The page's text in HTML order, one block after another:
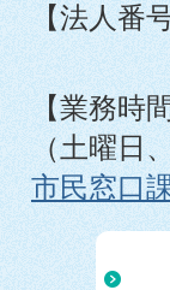
【法人番
【業務時
（土曜日
市民窓口